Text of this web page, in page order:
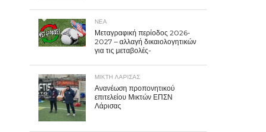
ΝΕΑ
Μεταγραφική περίοδος 2026-
2027 – αλλαγή δικαιολογητικών
για τις μεταβολές-
ΜΙΚΤΗ ΛΑΡΙΣΑΣ
Ανανέωση προπονητικού
επιτελείου Μικτών ΕΠΣΝ
Λάρισας